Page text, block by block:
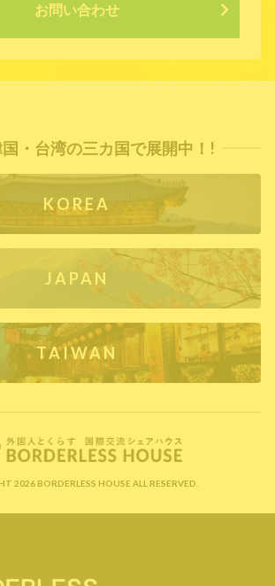
お問い合わせ
・台湾の三カ国で展開中！!
KOREA
JAPAN
TAIWAN
2026 BORDERLESS HOUSE ALL RESERVED.